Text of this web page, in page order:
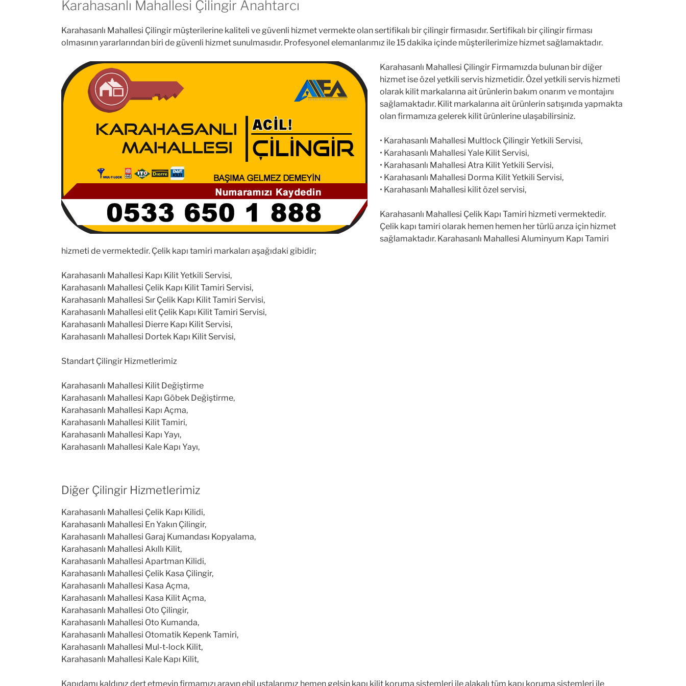
Karahasanlı Mahallesi Çilingir Anahtarcı
Karahasanlı Mahallesi Çilingir müşterilerine kaliteli ve güvenli hizmet vermekte olan sertifikalı bir çilingir firmasıdır. Sertifikalı bir çilingir firması
olmasının yararlarından biri de güvenli hizmet sunulmasıdır. Profesyonel elemanlarımız ile 15 dakika içinde müşterilerimize hizmet sağlamaktadır.
Karahasanlı Mahallesi Çilingir Firmamızda bulunan bir diğer
hizmet ise özel yetkili servis hizmetidir. Özel yetkili servis hizmeti
olarak kilit markalarına ait ürünlerin bakım onarım ve montajını
sağlamaktadır. Kilit markalarına ait ürünlerin satışınıda yapmakta
olan firmamıza gelerek kilit ürünlerine ulaşabilirsiniz.
• Karahasanlı Mahallesi Multlock Çilingir Yetkili Servisi,
• Karahasanlı Mahallesi Yale Kilit Servisi,
• Karahasanlı Mahallesi Atra Kilit Yetkili Servisi,
• Karahasanlı Mahallesi Dorma Kilit Yetkili Servisi,
• Karahasanlı Mahallesi kilit özel servisi,
Karahasanlı Mahallesi Çelik Kapı Tamiri hizmeti vermektedir.
Çelik kapı tamiri olarak hemen hemen her türlü arıza için hizmet
sağlamaktadır. Karahasanlı Mahallesi Aluminyum Kapı Tamiri
hizmeti de vermektedir. Çelik kapı tamiri markaları aşağıdaki gibidir;
Karahasanlı Mahallesi Kapı Kilit Yetkili Servisi,
Karahasanlı Mahallesi Çelik Kapı Kilit Tamiri Servisi,
Karahasanlı Mahallesi Sır Çelik Kapı Kilit Tamiri Servisi,
Karahasanlı Mahallesi elit Çelik Kapı Kilit Tamiri Servisi,
Karahasanlı Mahallesi Dierre Kapı Kilit Servisi,
Karahasanlı Mahallesi Dortek Kapı Kilit Servisi,
Standart Çilingir Hizmetlerimiz
Karahasanlı Mahallesi Kilit Değiştirme
Karahasanlı Mahallesi Kapı Göbek Değiştirme,
Karahasanlı Mahallesi Kapı Açma,
Karahasanlı Mahallesi Kilit Tamiri,
Karahasanlı Mahallesi Kapı Yayı,
Karahasanlı Mahallesi Kale Kapı Yayı,
Diğer Çilingir Hizmetlerimiz
Karahasanlı Mahallesi Çelik Kapı Kilidi,
Karahasanlı Mahallesi En Yakın Çilingir,
Karahasanlı Mahallesi Garaj Kumandası Kopyalama,
Karahasanlı Mahallesi Akıllı Kilit,
Karahasanlı Mahallesi Apartman Kilidi,
Karahasanlı Mahallesi Çelik Kasa Çilingir,
Karahasanlı Mahallesi Kasa Açma,
Karahasanlı Mahallesi Kasa Kilit Açma,
Karahasanlı Mahallesi Oto Çilingir,
Karahasanlı Mahallesi Oto Kumanda,
Karahasanlı Mahallesi Otomatik Kepenk Tamiri,
Karahasanlı Mahallesi Mul-t-lock Kilit,
Karahasanlı Mahallesi Kale Kapı Kilit,
Kapıdamı kaldınız dert etmeyin firmamızı arayın ehil ustalarımız hemen gelsin kapı kilit koruma sistemleri ile alakalı tüm kapı koruma sistemleri ile